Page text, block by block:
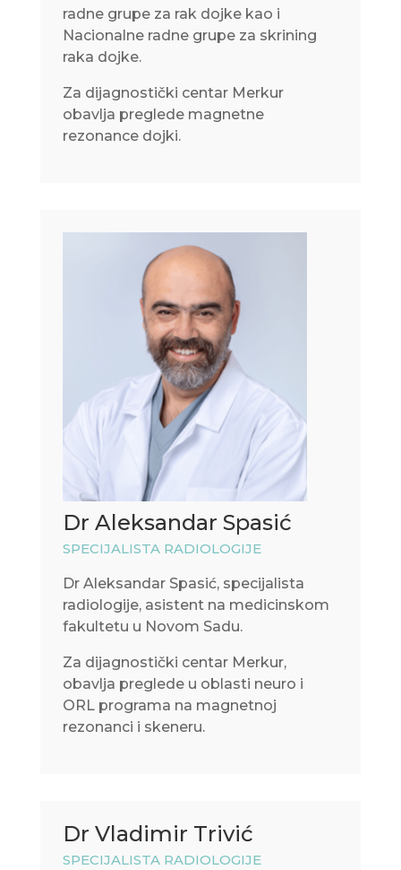
radne grupe za rak dojke kao i
Nacionalne radne grupe za skrining
raka dojke.
Za dijagnostički centar Merkur
obavlja preglede magnetne
rezonance dojki.
Dr Aleksandar Spasić
SPECIJALISTA RADIOLOGIJE
Dr Aleksandar Spasić, specijalista
radiologije, asistent na medicinskom
fakultetu u Novom Sadu.
Za dijagnostički centar Merkur,
obavlja preglede u oblasti neuro i
ORL programa na magnetnoj
rezonanci i skeneru.
Dr Vladimir Trivić
SPECIJALISTA RADIOLOGIJE